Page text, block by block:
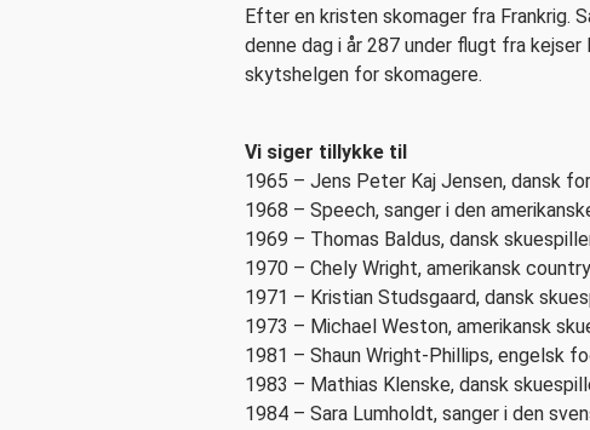
Efter en kristen skomager fra Frankrig.
denne dag i år 287 under flugt fra
skytshelgen for skomagere.
Vi siger tillykke til
1965 – Jens Peter Kaj Jensen, dansk
1968 – Speech, sanger i den
1969 – Thomas Baldus, dansk
1970 – Chely Wright, amerikansk
1971 – Kristian Studsgaard, dansk
1973 – Michael Weston, amerikansk
1981 – Shaun Wright-Phillips, engelsk
1983 – Mathias Klenske, dansk
1984 – Sara Lumholdt, sanger i den